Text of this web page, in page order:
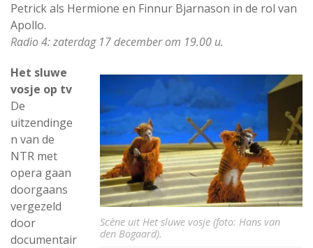
Petrick als Hermione en Finnur Bjarnason in de rol van
Apollo.
Radio 4: zaterdag 17 december om 19.00 u.
Scène uit Het sluwe vosje (foto: Hans van
den Bogaard).
Het sluwe
vosje op tv
De
uitzendinge
n van de
NTR met
opera gaan
doorgaans
vergezeld
door
documentair